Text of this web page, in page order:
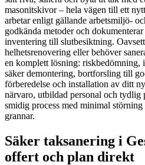
masonitskivor – hela vägen till ett
arbetar enligt gällande arbetsmiljö-
godkända metoder och
inventering till slutbesiktning.
helhetsrenovering eller behöver
en komplett lösning: riskbedömning,
säker demontering, bortforsling till
förberedelse och installation av ditt
närvaro, utbildad personal och tydlig
smidig process med minimal
grannar.
Säker taksanering i
offert och plan direkt